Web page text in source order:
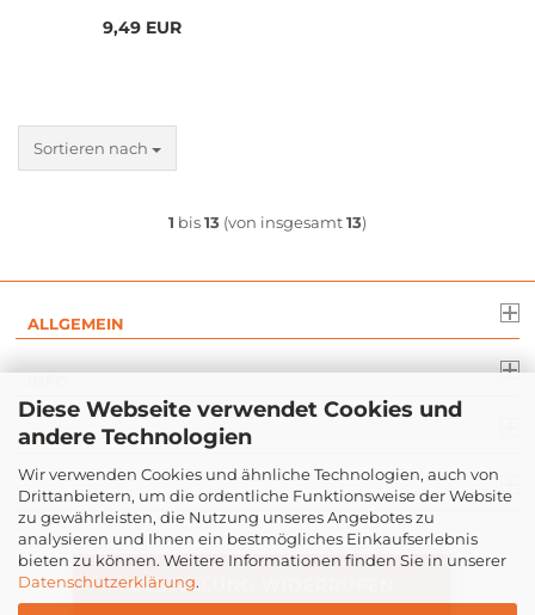
Diese Webseite verwendet Cookies und
andere Technologien
Wir verwenden Cookies und ähnliche Technologien, auch von
Drittanbietern, um die ordentliche Funktionsweise der Website
zu gewährleisten, die Nutzung unseres Angebotes zu
analysieren und Ihnen ein bestmögliches Einkaufserlebnis
bieten zu können. Weitere Informationen finden Sie in unserer
Datenschutzerklärung.
9,49 EUR
Sortieren nach
1 bis13 (von insgesamt13)
ALLGEMEIN
RECHT
ZAHLUNG
BESTELLUNG WIDERRUFEN